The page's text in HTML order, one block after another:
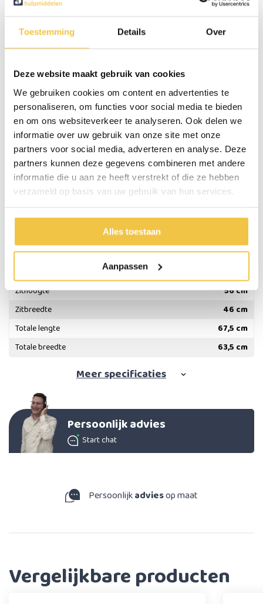
Toestemming Details Over
Deze website maakt gebruik van cookies
We gebruiken cookies om content en advertenties te
personaliseren, om functies voor social media te bieden
en om ons websiteverkeer te analyseren. Ook delen we
informatie over uw gebruik van onze site met onze
partners voor social media, adverteren en analyse. Deze
partners kunnen deze gegevens combineren met andere
informatie die u aan ze heeft verstrekt of die ze hebben
verzameld op basis van uw gebruik van hun services.
Alles toestaan
Aanpassen
Voorzien van stoephulp aan beide kanten
Hoe gebruik je de Lumo rollator?
Trek aan het handvat op de zitting om de rollator in te klappen. De
stoephulpen ga je makkelijker over drempels en stoepranden. De
rollator heeft veilige remmen met parkeerstand, zodat je stabiel kunt
zitten zonder dat hij wegrolt.
Voor wie is de Lumo rollator geschikt?
De Lumo rollator is bedoeld voor iedereen die zich zelfstandig wil
blijven verplaatsen, zonder zwaar te tillen. Ideaal voor dagelijks gebruik
in huis, op straat of onderweg.
Max. gebruikersgewicht
136 kg
Zithoogte
56 cm
Zitbreedte
46 cm
Totale lengte
67,5 cm
Totale breedte
63,5 cm
Meerspecificaties
Persoonlijk advies
Start chat
Persoonlijkadviesop maat
Vergelijkbare producten